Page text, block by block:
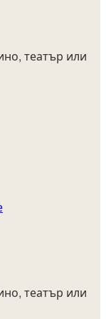
театър или
театър или